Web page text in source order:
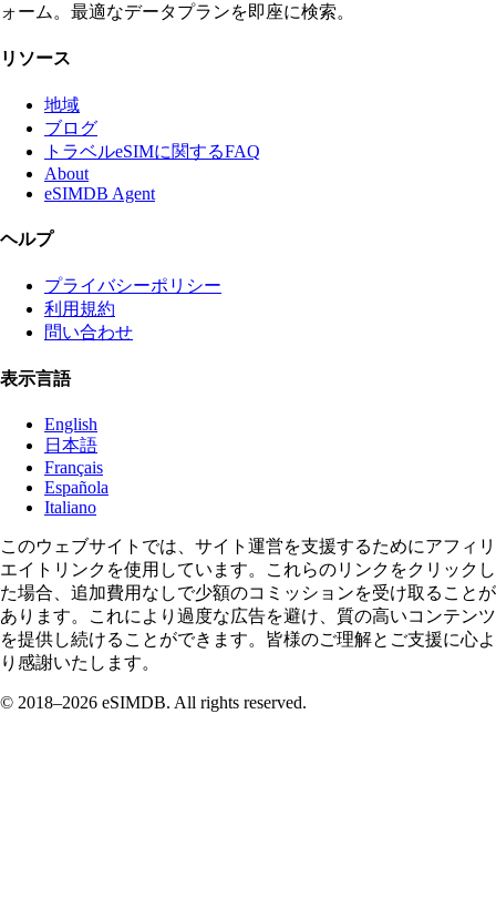
ォーム。最適なデータプランを即座に検索。
リソース
地域
ブログ
トラベルeSIMに関するFAQ
About
eSIMDB Agent
ヘルプ
プライバシーポリシー
利用規約
問い合わせ
表示言語
English
日本語
Français
Española
Italiano
このウェブサイトでは、サイト運営を支援するためにアフィリ
エイトリンクを使用しています。これらのリンクをクリックし
た場合、追加費用なしで少額のコミッションを受け取ることが
あります。これにより過度な広告を避け、質の高いコンテンツ
を提供し続けることができます。皆様のご理解とご支援に心よ
り感謝いたします。
© 2018–2026 eSIMDB. All rights reserved.